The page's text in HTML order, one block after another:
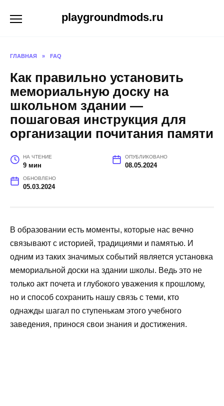
playgroundmods.ru
ГЛАВНАЯ » FAQ
Как правильно установить
мемориальную доску на
школьном здании —
пошаговая инструкция для
организации почитания памяти
НА ЧТЕНИЕ
9 мин
ОПУБЛИКОВАНО
08.05.2024
ОБНОВЛЕНО
05.03.2024
В образовании есть моменты, которые нас вечно
связывают с историей, традициями и памятью. И
одним из таких значимых событий является установка
мемориальной доски на здании школы. Ведь это не
только акт почета и глубокого уважения к прошлому,
но и способ сохранить нашу связь с теми, кто
однажды шагал по ступенькам этого учебного
заведения, принося свои знания и достижения.